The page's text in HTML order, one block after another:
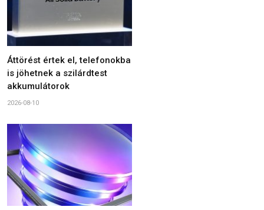
Áttörést értek el, telefonokba
is jöhetnek a szilárdtest
akkumulátorok
2026-08-10